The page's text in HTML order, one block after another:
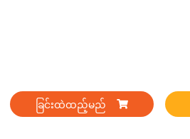
ခြင်းထဲထည့်မည်